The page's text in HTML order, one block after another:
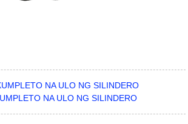
NA ULO NG SILINDERO
NA ULO NG SILINDERO